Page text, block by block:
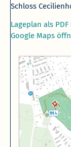
Schloss
Lageplan als
Google Maps